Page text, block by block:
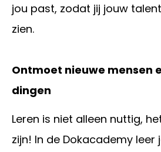
jou past, zodat jij jouw
zien.
Ontmoet nieuwe mensen
dingen
Leren is niet alleen nuttig,
zijn! In de Dokacademy leer